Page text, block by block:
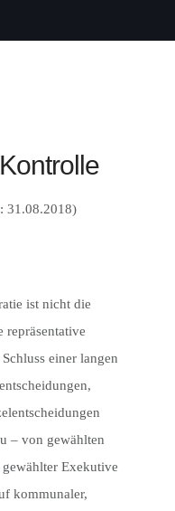
31.08.2018)
ist nicht die
repräsentative
einer langen
– von gewählten
Exekutive
kommunaler,